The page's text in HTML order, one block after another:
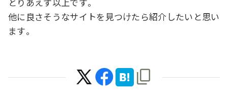
とりあえず以上です。
他に良さそうなサイトを見つけたら紹介したいと思い
ます。